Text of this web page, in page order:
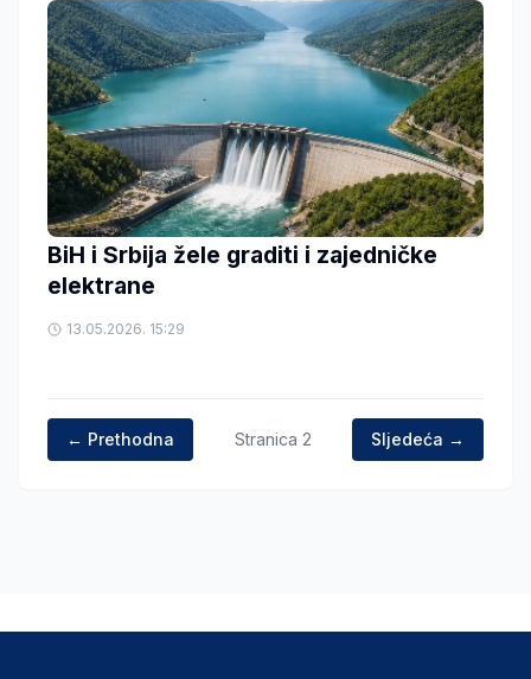
BiH i Srbija žele graditi i zajedničke
elektrane
13.05.2026. 15:29
← Prethodna Stranica 2 Sljedeća →